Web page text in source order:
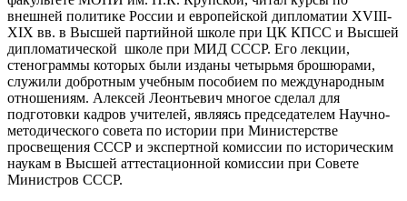
внешней политике России и европейской дипломатии XVIII-
XIX вв. в Высшей партийной школе при ЦК КПСС и Высшей
дипломатической школе при МИД СССР. Его лекции,
стенограммы которых были изданы четырьмя брошюрами,
служили добротным учебным пособием по международным
отношениям. Алексей Леонтьевич многое сделал для
подготовки кадров учителей, являясь председателем Научно-
методического совета по истории при Министерстве
просвещения СССР и экспертной комиссии по историческим
наукам в Высшей аттестационной комиссии при Совете
Министров СССР.